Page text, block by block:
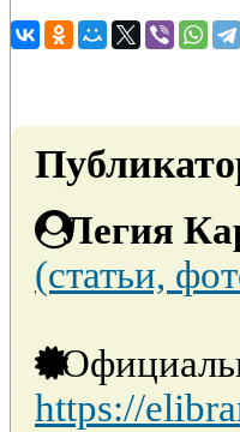
Легия
(статьи,
https://